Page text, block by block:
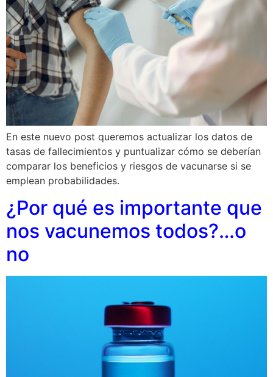
En este nuevo post queremos actualizar los datos de
tasas de fallecimientos y puntualizar cómo se deberían
comparar los beneficios y riesgos de vacunarse si se
emplean probabilidades.
¿Por qué es importante que
nos vacunemos todos?…o
no